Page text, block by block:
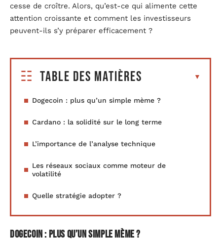
cesse de croître. Alors, qu’est-ce qui alimente cette
attention croissante et comment les investisseurs
peuvent-ils s’y préparer efficacement ?
Table des matières
Dogecoin : plus qu’un simple mème ?
Cardano : la solidité sur le long terme
L’importance de l’analyse technique
Les réseaux sociaux comme moteur de
volatilité
Quelle stratégie adopter ?
Dogecoin : plus qu’un simple mème ?